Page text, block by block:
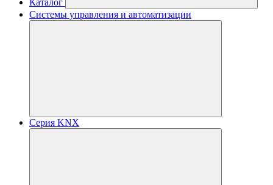
Каталог
Системы управления и автоматизации
Серия KNX